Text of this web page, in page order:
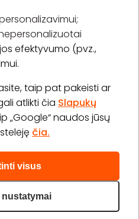
efektyvumo (pvz.,
taip pat pakeisti ar
atlikti čia Slapukų
„Google“ naudos jūsų
čia.
visus
info@bookitnow.lt, +370
03 111
|Svetainės medis